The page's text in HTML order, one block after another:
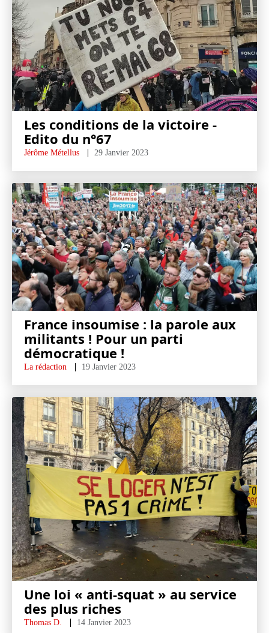
Les conditions de la victoire -
Edito du n°67
Jérôme Métellus 29 Janvier 2023
France insoumise : la parole aux
militants ! Pour un parti
démocratique !
La rédaction 19 Janvier 2023
Une loi « anti-squat » au service
des plus riches
Thomas D. 14 Janvier 2023